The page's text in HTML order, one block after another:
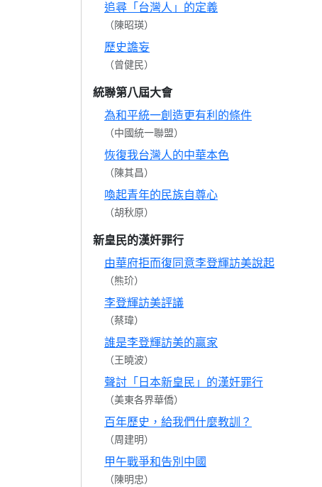
追尋「台灣人」的定義
（陳昭瑛）
歷史譫妄
（曾健民）
統聯第八屆大會
為和平統一創造更有利的條件
（中國統一聯盟）
恢復我台灣人的中華本色
（陳其昌）
喚起青年的民族自尊心
（胡秋原）
新皇民的漢奸罪行
由華府拒而復同意李登輝訪美說起
（熊玠）
李登輝訪美評議
（蔡瑋）
誰是李登輝訪美的贏家
（王曉波）
聲討「日本新皇民」的漢奸罪行
（美東各界華僑）
百年歷史，給我們什麼教訓？
（周建明）
甲午戰爭和告別中國
（陳明忠）